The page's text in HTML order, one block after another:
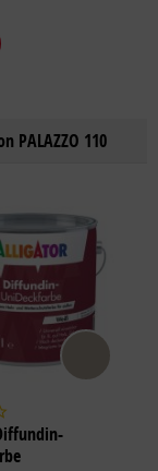
PALAZZO 110